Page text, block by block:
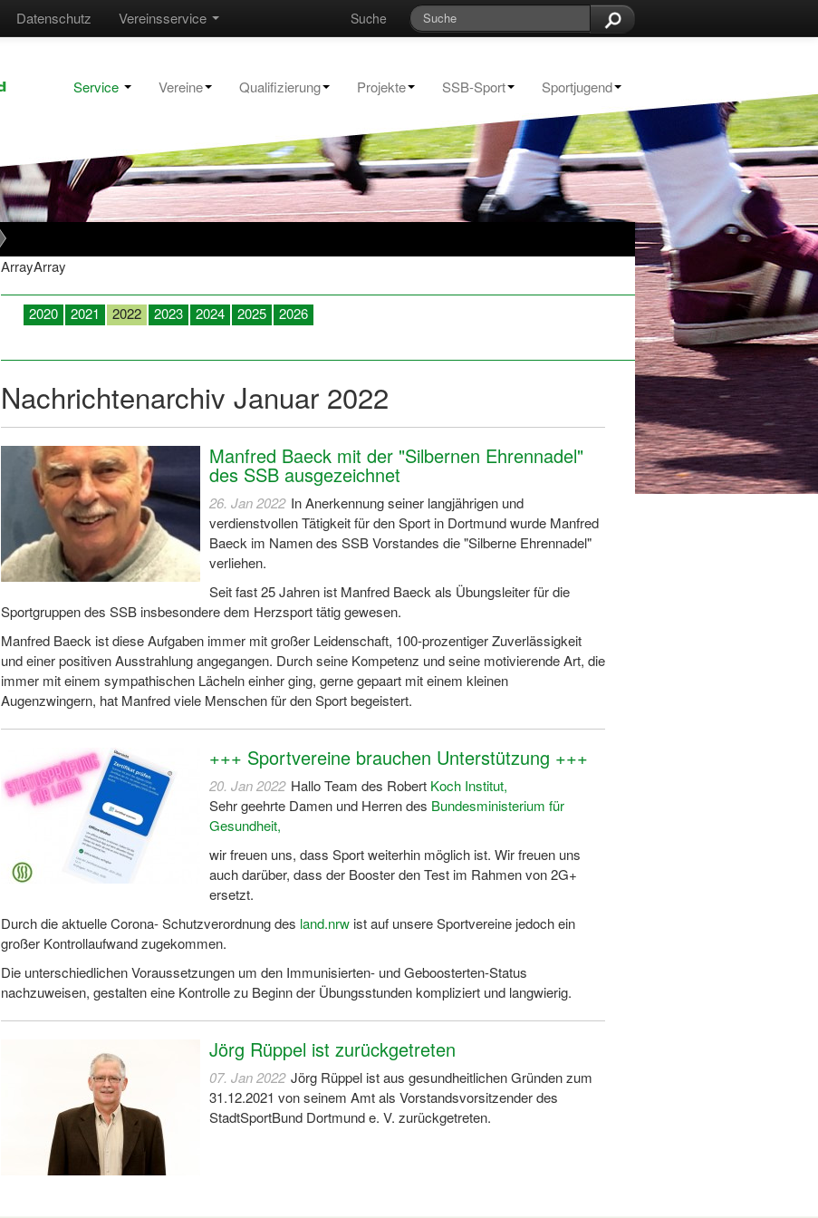
Suche
Vereinsservice
Datenschutz
Service Vereine Qualifizierung Projekte SSB-Sport Sportjugend
ArrayArray
2026
2025
2024
2023
2022
Dezember
2021
2020
Nachrichtenarchiv Januar 2022
Manfred Baeck mit der "Silbernen Ehrennadel"
des SSB ausgezeichnet
26. Jan 2022 In Anerkennung seiner langjährigen und
verdienstvollen Tätigkeit für den Sport in Dortmund wurde Manfred
Baeck im Namen des SSB Vorstandes die "Silberne Ehrennadel"
verliehen.
Seit fast 25 Jahren ist Manfred Baeck als Übungsleiter für die
Sportgruppen des SSB insbesondere dem Herzsport tätig gewesen.
Manfred Baeck ist diese Aufgaben immer mit großer Leidenschaft, 100-prozentiger Zuverlässigkeit
und einer positiven Ausstrahlung angegangen. Durch seine Kompetenz und seine motivierende Art, die
immer mit einem sympathischen Lächeln einher ging, gerne gepaart mit einem kleinen
Augenzwingern, hat Manfred viele Menschen für den Sport begeistert.
+++ Sportvereine brauchen Unterstützung +++
20. Jan 2022 Hallo Team des Robert Koch Institut,
Sehr geehrte Damen und Herren des Bundesministerium für
Gesundheit,
wir freuen uns, dass Sport weiterhin möglich ist. Wir freuen uns
auch darüber, dass der Booster den Test im Rahmen von 2G+
ersetzt.
Durch die aktuelle Corona- Schutzverordnung des land.nrw ist auf unsere Sportvereine jedoch ein
großer Kontrollaufwand zugekommen.
Die unterschiedlichen Voraussetzungen um den Immunisierten- und Geboosterten-Status
nachzuweisen, gestalten eine Kontrolle zu Beginn der Übungsstunden kompliziert und langwierig.
Jörg Rüppel ist zurückgetreten
07. Jan 2022 Jörg Rüppel ist aus gesundheitlichen Gründen zum
31.12.2021 von seinem Amt als Vorstandsvorsitzender des
StadtSportBund Dortmund e. V. zurückgetreten.